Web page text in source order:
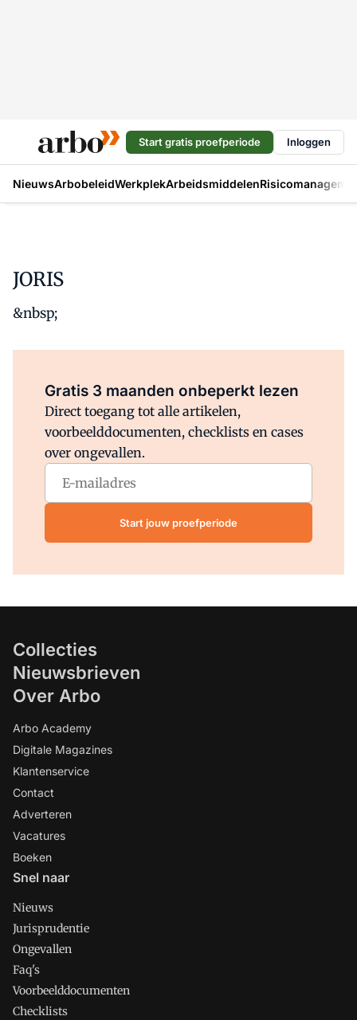
Start gratis proefperiode Inloggen
NieuwsArbobeleidWerkplekArbeidsmiddelen
JORIS
&nbsp;
Gratis 3 maanden onbeperkt lezen
Direct toegang tot alle artikelen,
voorbeelddocumenten, checklists en cases
over ongevallen.
Start jouw proefperiode
Collecties
Nieuwsbrieven
Over Arbo
Arbo Academy
Digitale Magazines
Klantenservice
Contact
Adverteren
Vacatures
Boeken
Snel naar
Nieuws
Jurisprudentie
Ongevallen
Faq's
Voorbeelddocumenten
Checklists